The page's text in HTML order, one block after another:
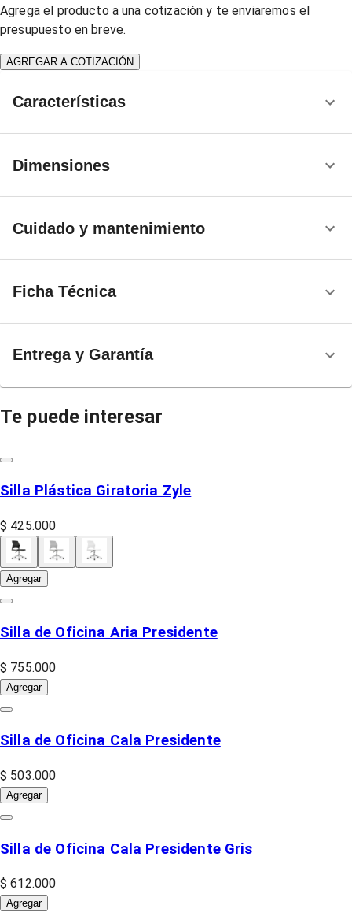
Agrega el producto a una cotización y te enviaremos el
presupuesto en breve.
AGREGAR A COTIZACIÓN
Características
Dimensiones
Cuidado y mantenimiento
Ficha Técnica
Entrega y Garantía
Te puede interesar
Silla Plástica Giratoria Zyle
$ 425.000
Agregar
Silla de Oficina Aria Presidente
$ 755.000
Agregar
Silla de Oficina Cala Presidente
$ 503.000
Agregar
Silla de Oficina Cala Presidente Gris
$ 612.000
Agregar